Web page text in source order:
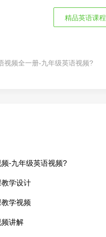
精品英语课程
视频全一册-九年级英语视频?
-九年级英语视频?
学设计
学视频
讲解